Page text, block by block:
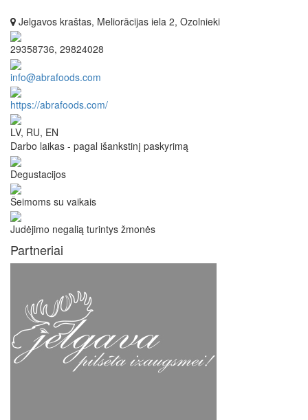
Jelgavos kraštas, Meliorācijas iela 2, Ozolnieki
29358736, 29824028
info@abrafoods.com
https://abrafoods.com/
LV, RU, EN
Darbo laikas - pagal išankstinį paskyrimą
Degustacijos
Šeimoms su vaikais
Judėjimo negalią turintys žmonės
Partneriai